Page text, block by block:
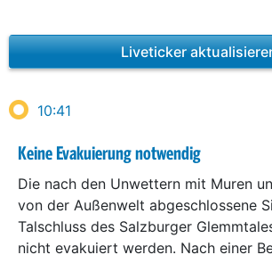
Liveticker
10:41
Keine Evakuierung notwendig
Die nach den Unwettern mit Muren
von der Außenwelt abgeschlossene
Talschluss des Salzburger
nicht evakuiert werden. Nach einer